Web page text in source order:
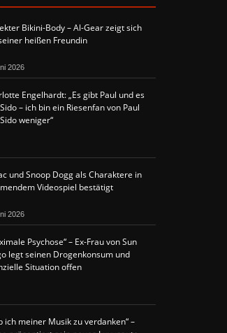
Bikini-Body – Al-Gear zeigt sich
heißen Freundin
2026
Engelhardt: „Es gibt Paul und es
– ich bin ein Riesenfan von Paul
weniger“
und Snoop Dogg als Charaktere in
Videospiel bestätigt
2026
Psychose“ – Ex-Frau von Sun
legt seinen Drogenkonsum und
Situation offen
ich meiner Musik zu verdanken“ –